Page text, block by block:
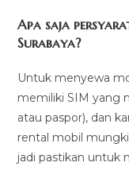
Apa saja
Surabaya?
Untuk menyewa
memiliki SIM yang
atau paspor), dan
rental mobil
jadi pastikan untuk